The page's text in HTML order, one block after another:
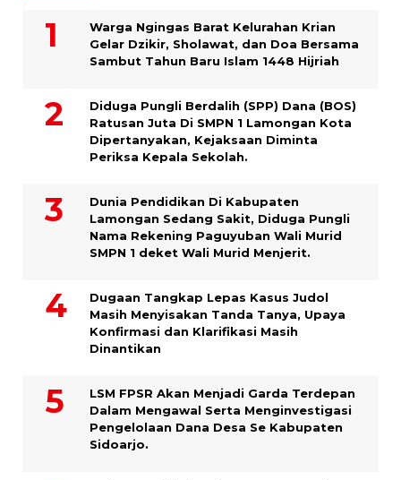
Warga Ngingas Barat Kelurahan Krian
Gelar Dzikir, Sholawat, dan Doa Bersama
Sambut Tahun Baru Islam 1448 Hijriah
Diduga Pungli Berdalih (SPP) Dana (BOS)
Ratusan Juta Di SMPN 1 Lamongan Kota
Dipertanyakan, Kejaksaan Diminta
Periksa Kepala Sekolah.
Dunia Pendidikan Di Kabupaten
Lamongan Sedang Sakit, Diduga Pungli
Nama Rekening Paguyuban Wali Murid
SMPN 1 deket Wali Murid Menjerit.
Dugaan Tangkap Lepas Kasus Judol
Masih Menyisakan Tanda Tanya, Upaya
Konfirmasi dan Klarifikasi Masih
Dinantikan
LSM FPSR Akan Menjadi Garda Terdepan
Dalam Mengawal Serta Menginvestigasi
Pengelolaan Dana Desa Se Kabupaten
Sidoarjo.